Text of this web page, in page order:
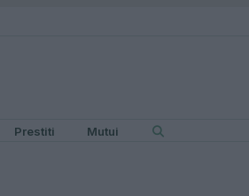
Prestiti Mutui